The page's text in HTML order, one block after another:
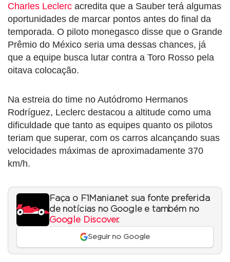
Charles Leclerc acredita que a Sauber terá algumas
oportunidades de marcar pontos antes do final da
temporada. O piloto monegasco disse que o Grande
Prêmio do México seria uma dessas chances, já
que a equipe busca lutar contra a Toro Rosso pela
oitava colocação.
Na estreia do time no Autódromo Hermanos
Rodríguez, Leclerc destacou a altitude como uma
dificuldade que tanto as equipes quanto os pilotos
teriam que superar, com os carros alcançando suas
velocidades máximas de aproximadamente 370
km/h.
Faça o F1Mania.net sua fonte preferida
de notícias no Google e também no
Google Discover.
Seguir no Google